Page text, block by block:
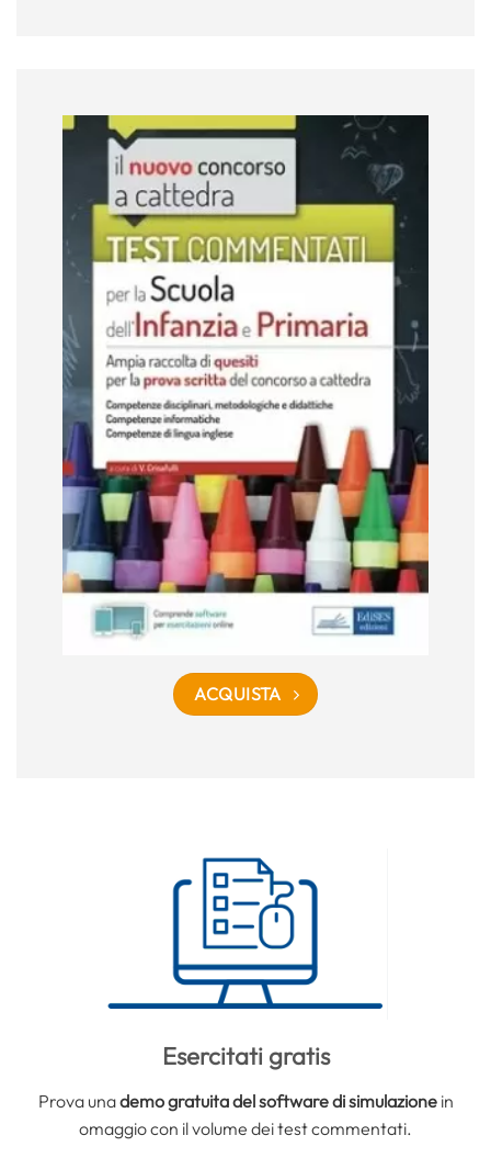
ACQUISTA
Esercitati gratis
Prova unademo gratuita del software di simulazionein
omaggio con il volume dei test commentati.